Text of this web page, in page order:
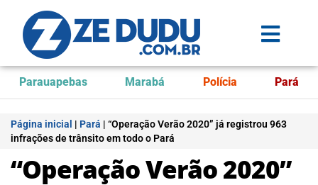
Parauapebas Marabá Polícia Pará
Página inicial | Pará | “Operação Verão 2020” já registrou 963
infrações de trânsito em todo o Pará
“Operação Verão 2020”